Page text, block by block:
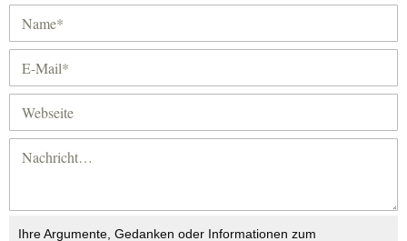
Ihre Argumente, Gedanken oder Informationen zum